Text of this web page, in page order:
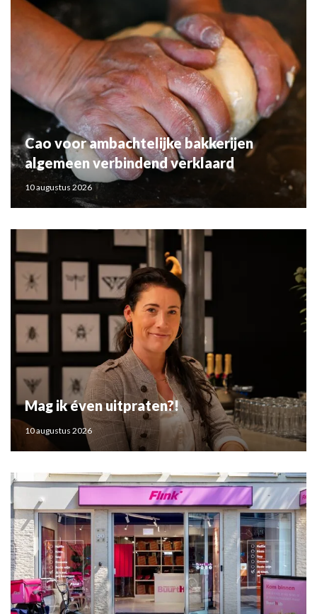
Cao voor ambachtelijke bakkerijen
algemeen verbindend verklaard
10 augustus 2026
Mag ik éven uitpraten?!
10 augustus 2026